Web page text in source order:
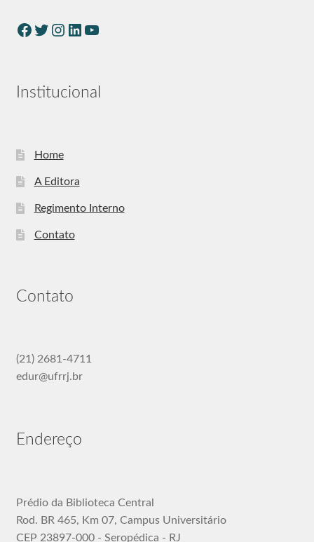
Institucional
Home
A Editora
Regimento Interno
Contato
Contato
(21) 2681-4711
edur@ufrrj.br
Endereço
Prédio da Biblioteca Central
Rod. BR 465, Km 07, Campus Universitário
CEP 23897-000 - Seropédica - RJ